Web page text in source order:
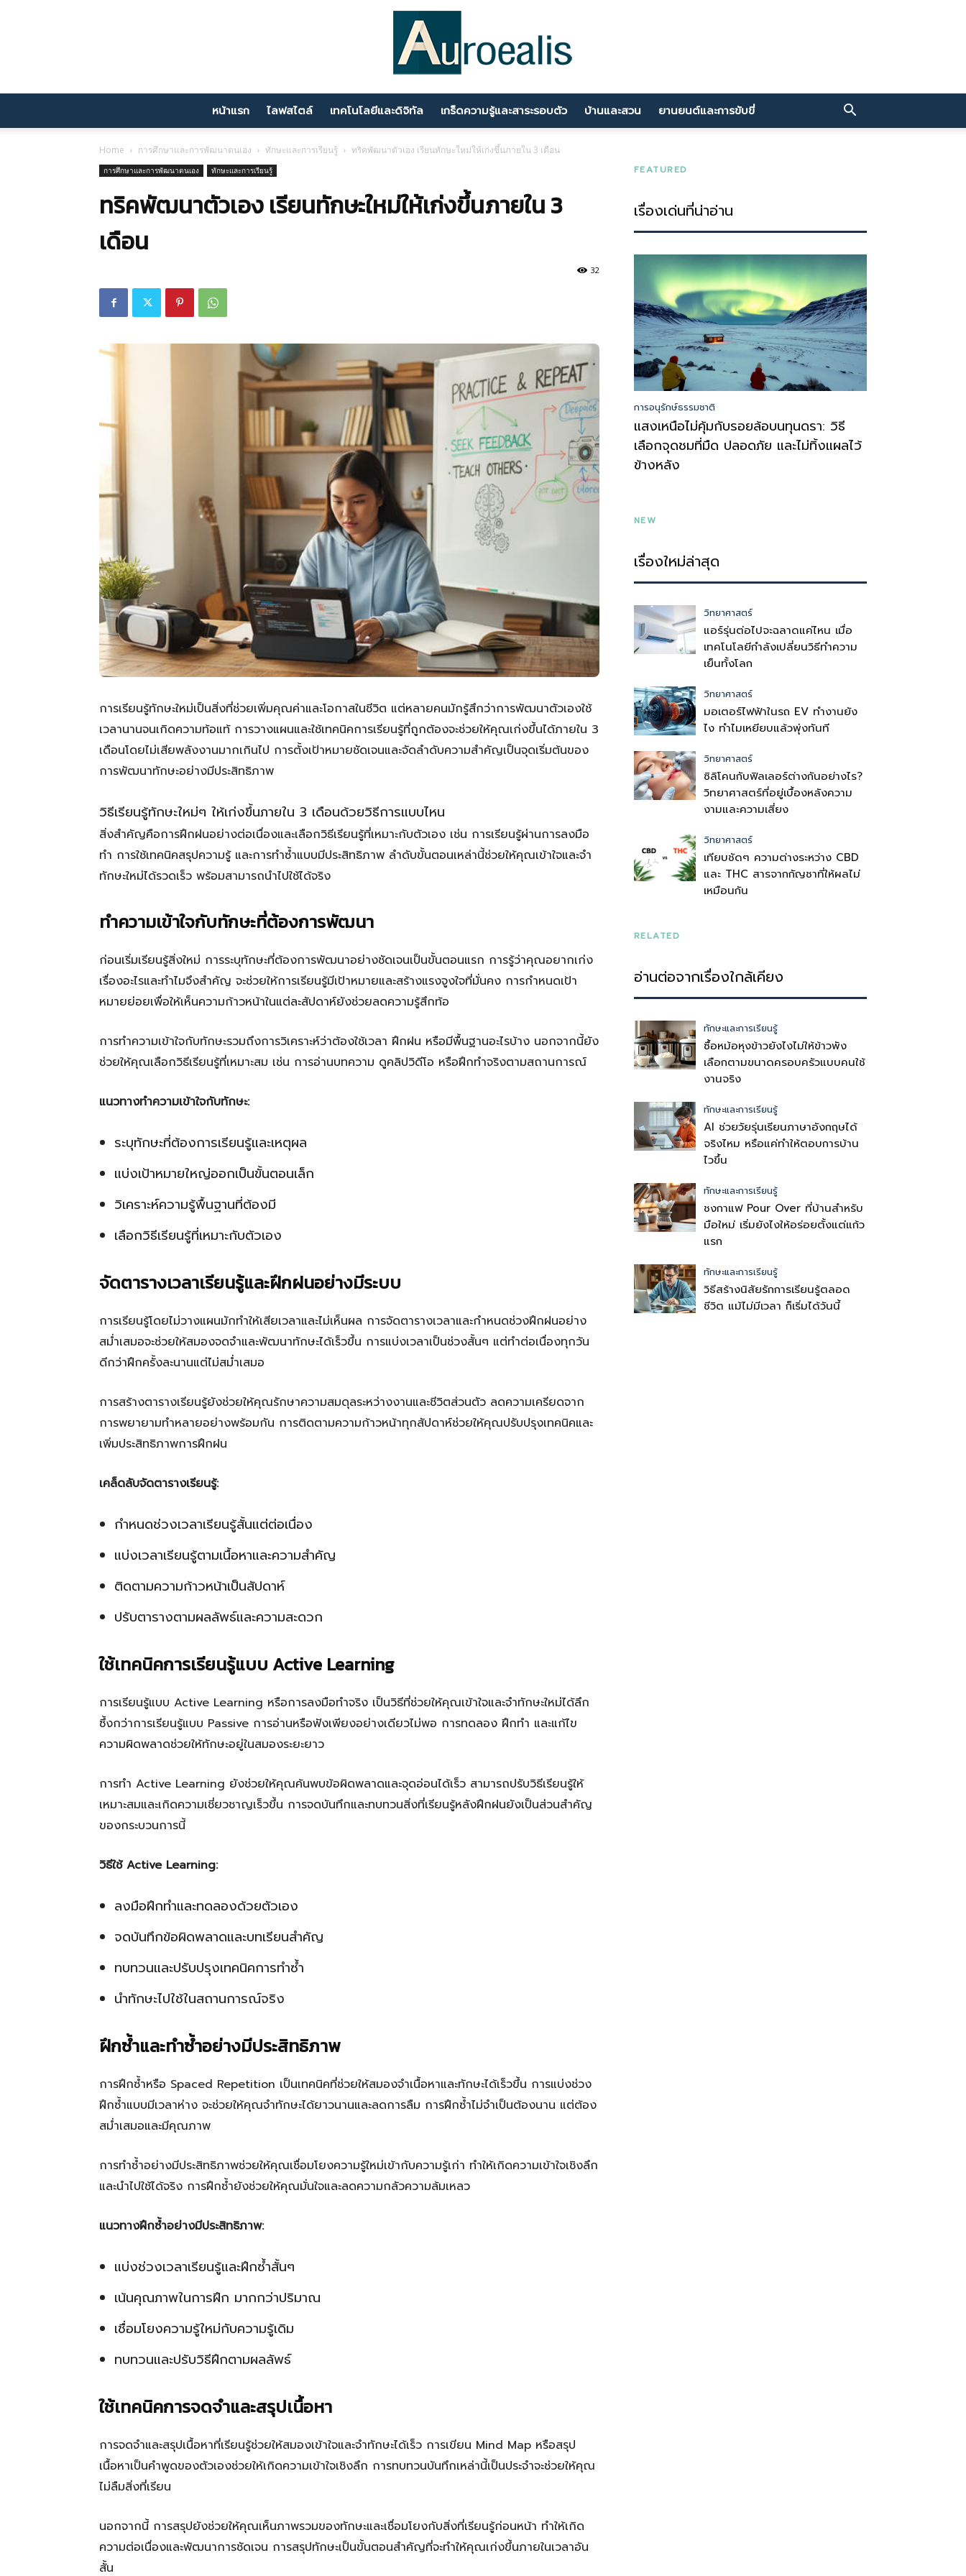
นานา
รู้
ทุก
เรื่อง
ประโยชน์
หน้าแรก ไลฟสไตล์ เทคโนโลยีและดิจิทัล เกร็ดความรู้และสาระรอบตัว บ้านและสวน ยานยนต์และการขับขี่
Home การศึกษาและการพัฒนาตนเอง ทักษะและการเรียนรู้ ทริคพัฒนาตัวเอง เรียนทักษะใหม่ให้เก่งขึ้นภายใน 3 เดือน
การศึกษาและการพัฒนาตนเอง ทักษะและการเรียนรู้
ทริคพัฒนาตัวเอง เรียนทักษะใหม่ให้เก่งขึ้นภายใน 3
เดือน
32
การเรียนรู้ทักษะใหม่เป็นสิ่งที่ช่วยเพิ่มคุณค่าและโอกาสในชีวิต แต่หลายคนมักรู้สึกว่าการพัฒนาตัวเองใช้
เวลานานจนเกิดความท้อแท้ การวางแผนและใช้เทคนิคการเรียนรู้ที่ถูกต้องจะช่วยให้คุณเก่งขึ้นได้ภายใน 3
เดือนโดยไม่เสียพลังงานมากเกินไป การตั้งเป้าหมายชัดเจนและจัดลำดับความสำคัญเป็นจุดเริ่มต้นของ
การพัฒนาทักษะอย่างมีประสิทธิภาพ
วิธีเรียนรู้ทักษะใหม่ๆ ให้เก่งขึ้นภายใน 3 เดือนด้วยวิธีการแบบไหน
สิ่งสำคัญคือการฝึกฝนอย่างต่อเนื่องและเลือกวิธีเรียนรู้ที่เหมาะกับตัวเอง เช่น การเรียนรู้ผ่านการลงมือ
ทำ การใช้เทคนิคสรุปความรู้ และการทำซ้ำแบบมีประสิทธิภาพ ลำดับขั้นตอนเหล่านี้ช่วยให้คุณเข้าใจและจำ
ทักษะใหม่ได้รวดเร็ว พร้อมสามารถนำไปใช้ได้จริง
ทำความเข้าใจกับทักษะที่ต้องการพัฒนา
ก่อนเริ่มเรียนรู้สิ่งใหม่ การระบุทักษะที่ต้องการพัฒนาอย่างชัดเจนเป็นขั้นตอนแรก การรู้ว่าคุณอยากเก่ง
เรื่องอะไรและทำไมจึงสำคัญ จะช่วยให้การเรียนรู้มีเป้าหมายและสร้างแรงจูงใจที่มั่นคง การกำหนดเป้า
หมายย่อยเพื่อให้เห็นความก้าวหน้าในแต่ละสัปดาห์ยังช่วยลดความรู้สึกท้อ
การทำความเข้าใจกับทักษะรวมถึงการวิเคราะห์ว่าต้องใช้เวลา ฝึกฝน หรือมีพื้นฐานอะไรบ้าง นอกจากนี้ยัง
ช่วยให้คุณเลือกวิธีเรียนรู้ที่เหมาะสม เช่น การอ่านบทความ ดูคลิปวิดีโอ หรือฝึกทำจริงตามสถานการณ์
แนวทางทำความเข้าใจกับทักษะ:
ระบุทักษะที่ต้องการเรียนรู้และเหตุผล
แบ่งเป้าหมายใหญ่ออกเป็นขั้นตอนเล็ก
วิเคราะห์ความรู้พื้นฐานที่ต้องมี
เลือกวิธีเรียนรู้ที่เหมาะกับตัวเอง
จัดตารางเวลาเรียนรู้และฝึกฝนอย่างมีระบบ
การเรียนรู้โดยไม่วางแผนมักทำให้เสียเวลาและไม่เห็นผล การจัดตารางเวลาและกำหนดช่วงฝึกฝนอย่าง
สม่ำเสมอจะช่วยให้สมองจดจำและพัฒนาทักษะได้เร็วขึ้น การแบ่งเวลาเป็นช่วงสั้นๆ แต่ทำต่อเนื่องทุกวัน
ดีกว่าฝึกครั้งละนานแต่ไม่สม่ำเสมอ
การสร้างตารางเรียนรู้ยังช่วยให้คุณรักษาความสมดุลระหว่างงานและชีวิตส่วนตัว ลดความเครียดจาก
การพยายามทำหลายอย่างพร้อมกัน การติดตามความก้าวหน้าทุกสัปดาห์ช่วยให้คุณปรับปรุงเทคนิคและ
เพิ่มประสิทธิภาพการฝึกฝน
เคล็ดลับจัดตารางเรียนรู้:
กำหนดช่วงเวลาเรียนรู้สั้นแต่ต่อเนื่อง
แบ่งเวลาเรียนรู้ตามเนื้อหาและความสำคัญ
ติดตามความก้าวหน้าเป็นสัปดาห์
ปรับตารางตามผลลัพธ์และความสะดวก
ใช้เทคนิคการเรียนรู้แบบ Active Learning
การเรียนรู้แบบ Active Learning หรือการลงมือทำจริง เป็นวิธีที่ช่วยให้คุณเข้าใจและจำทักษะใหม่ได้ลึก
ซึ้งกว่าการเรียนรู้แบบ Passive การอ่านหรือฟังเพียงอย่างเดียวไม่พอ การทดลอง ฝึกทำ และแก้ไข
ความผิดพลาดช่วยให้ทักษะอยู่ในสมองระยะยาว
การทำ Active Learning ยังช่วยให้คุณค้นพบข้อผิดพลาดและจุดอ่อนได้เร็ว สามารถปรับวิธีเรียนรู้ให้
เหมาะสมและเกิดความเชี่ยวชาญเร็วขึ้น การจดบันทึกและทบทวนสิ่งที่เรียนรู้หลังฝึกฝนยังเป็นส่วนสำคัญ
ของกระบวนการนี้
วิธีใช้ Active Learning:
ลงมือฝึกทำและทดลองด้วยตัวเอง
จดบันทึกข้อผิดพลาดและบทเรียนสำคัญ
ทบทวนและปรับปรุงเทคนิคการทำซ้ำ
นำทักษะไปใช้ในสถานการณ์จริง
ฝึกซ้ำและทำซ้ำอย่างมีประสิทธิภาพ
การฝึกซ้ำหรือ Spaced Repetition เป็นเทคนิคที่ช่วยให้สมองจำเนื้อหาและทักษะได้เร็วขึ้น การแบ่งช่วง
ฝึกซ้ำแบบมีเวลาห่าง จะช่วยให้คุณจำทักษะได้ยาวนานและลดการลืม การฝึกซ้ำไม่จำเป็นต้องนาน แต่ต้อง
สม่ำเสมอและมีคุณภาพ
การทำซ้ำอย่างมีประสิทธิภาพช่วยให้คุณเชื่อมโยงความรู้ใหม่เข้ากับความรู้เก่า ทำให้เกิดความเข้าใจเชิงลึก
และนำไปใช้ได้จริง การฝึกซ้ำยังช่วยให้คุณมั่นใจและลดความกลัวความล้มเหลว
แนวทางฝึกซ้ำอย่างมีประสิทธิภาพ:
แบ่งช่วงเวลาเรียนรู้และฝึกซ้ำสั้นๆ
เน้นคุณภาพในการฝึก มากกว่าปริมาณ
เชื่อมโยงความรู้ใหม่กับความรู้เดิม
ทบทวนและปรับวิธีฝึกตามผลลัพธ์
ใช้เทคนิคการจดจำและสรุปเนื้อหา
การจดจำและสรุปเนื้อหาที่เรียนรู้ช่วยให้สมองเข้าใจและจำทักษะได้เร็ว การเขียน Mind Map หรือสรุป
เนื้อหาเป็นคำพูดของตัวเองช่วยให้เกิดความเข้าใจเชิงลึก การทบทวนบันทึกเหล่านี้เป็นประจำจะช่วยให้คุณ
ไม่ลืมสิ่งที่เรียน
นอกจากนี้ การสรุปยังช่วยให้คุณเห็นภาพรวมของทักษะและเชื่อมโยงกับสิ่งที่เรียนรู้ก่อนหน้า ทำให้เกิด
ความต่อเนื่องและพัฒนาการชัดเจน การสรุปทักษะเป็นขั้นตอนสำคัญที่จะทำให้คุณเก่งขึ้นภายในเวลาอัน
สั้น
FEATURED
เรื่องเด่นที่น่าอ่าน
การอนุรักษ์ธรรมชาติ
แสงเหนือไม่คุ้มกับรอยล้อบนทุนดรา: วิธี
เลือกจุดชมที่มืด ปลอดภัย และไม่ทิ้งแผลไว้
ข้างหลัง
NEW
เรื่องใหม่ล่าสุด
วิทยาศาสตร์
แอร์รุ่นต่อไปจะฉลาดแค่ไหน เมื่อ
เทคโนโลยีกำลังเปลี่ยนวิธีทำความ
เย็นทั้งโลก
วิทยาศาสตร์
มอเตอร์ไฟฟ้าในรถ EV ทำงานยัง
ไง ทำไมเหยียบแล้วพุ่งทันที
วิทยาศาสตร์
ซิลิโคนกับฟิลเลอร์ต่างกันอย่างไร?
วิทยาศาสตร์ที่อยู่เบื้องหลังความ
งามและความเสี่ยง
วิทยาศาสตร์
เทียบชัดๆ ความต่างระหว่าง CBD
และ THC สารจากกัญชาที่ให้ผลไม่
เหมือนกัน
RELATED
อ่านต่อจากเรื่องใกล้เคียง
ทักษะและการเรียนรู้
ซื้อหม้อหุงข้าวยังไงไม่ให้ข้าวพัง
เลือกตามขนาดครอบครัวแบบคนใช้
งานจริง
ทักษะและการเรียนรู้
AI ช่วยวัยรุ่นเรียนภาษาอังกฤษได้
จริงไหม หรือแค่ทำให้ตอบการบ้าน
ไวขึ้น
ทักษะและการเรียนรู้
ชงกาแฟ Pour Over ที่บ้านสำหรับ
มือใหม่ เริ่มยังไงให้อร่อยตั้งแต่แก้ว
แรก
ทักษะและการเรียนรู้
วิธีสร้างนิสัยรักการเรียนรู้ตลอด
ชีวิต แม้ไม่มีเวลา ก็เริ่มได้วันนี้